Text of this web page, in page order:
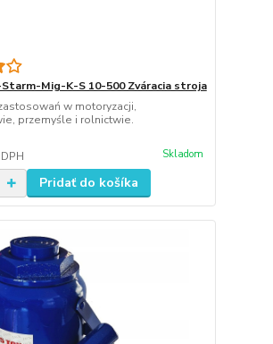
Starm-Mig-K-S 10-500 Zváracia stroja
w motoryzacji,
przemyśle i rolnictwie.
Skladom
Pridať do košíka